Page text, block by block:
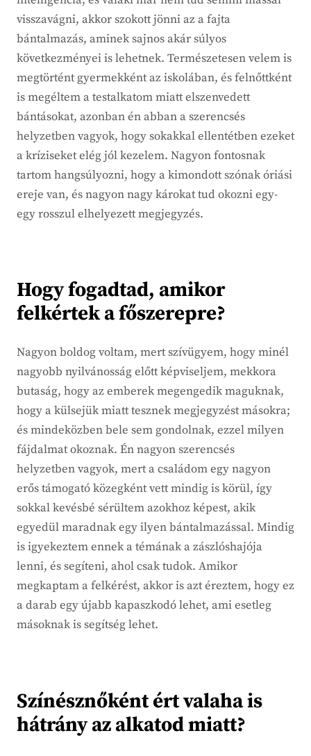
visszavágni, akkor szokott jönni az a fajta
bántalmazás, aminek sajnos akár súlyos
következményei is lehetnek. Természetesen velem is
megtörtént gyermekként az iskolában, és felnőttként
is megéltem a testalkatom miatt elszenvedett
bántásokat, azonban én abban a szerencsés
helyzetben vagyok, hogy sokakkal ellentétben ezeket
a kríziseket elég jól kezelem. Nagyon fontosnak
tartom hangsúlyozni, hogy a kimondott szónak óriási
ereje van, és nagyon nagy károkat tud okozni egy-
egy rosszul elhelyezett megjegyzés.
Hogy fogadtad, amikor
felkértek a főszerepre?
Nagyon boldog voltam, mert szívügyem, hogy minél
nagyobb nyilvánosság előtt képviseljem, mekkora
butaság, hogy az emberek megengedik maguknak,
hogy a külsejük miatt tesznek megjegyzést másokra;
és mindeközben bele sem gondolnak, ezzel milyen
fájdalmat okoznak. Én nagyon szerencsés
helyzetben vagyok, mert a családom egy nagyon
erős támogató közegként vett mindig is körül, így
sokkal kevésbé sérültem azokhoz képest, akik
egyedül maradnak egy ilyen bántalmazással. Mindig
is igyekeztem ennek a témának a zászlóshajója
lenni, és segíteni, ahol csak tudok. Amikor
megkaptam a felkérést, akkor is azt éreztem, hogy ez
a darab egy újabb kapaszkodó lehet, ami esetleg
másoknak is segítség lehet.
Színésznőként ért valaha is
hátrány az alkatod miatt?